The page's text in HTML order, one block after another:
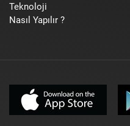
Teknoloji
Nasıl Yapılır ?